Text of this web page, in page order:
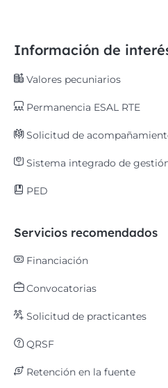
Información de
Valores pecuniarios
Permanencia ESAL RTE
Solicitud de
Sistema integrado de
PED
Servicios recomendados
Financiación
Convocatorias
Solicitud de practicantes
QRSF
Retención en la fuente